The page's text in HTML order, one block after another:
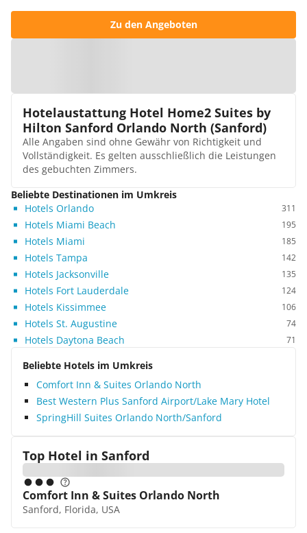
Zu den Angeboten
Hotelaustattung Hotel Home2 Suites by
Hilton Sanford Orlando North (Sanford)
Alle Angaben sind ohne Gewähr von Richtigkeit und
Vollständigkeit. Es gelten ausschließlich die Leistungen
des gebuchten Zimmers.
Beliebte Destinationen im Umkreis
Hotels Orlando
311
Hotels Miami Beach 195
Hotels Miami 185
Hotels Tampa 142
Hotels Jacksonville 135
Hotels Fort Lauderdale 124
Hotels Kissimmee 106
Hotels St. Augustine 74
Hotels Daytona Beach 71
Beliebte Hotels im Umkreis
Comfort Inn & Suites Orlando North
Best Western Plus Sanford Airport/Lake Mary Hotel
SpringHill Suites Orlando North/Sanford
Top Hotel in Sanford
Comfort Inn & Suites Orlando North
Sanford, Florida, USA